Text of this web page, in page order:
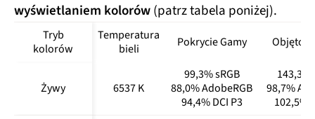
wyświetlaniem kolorów(patrz tabela poniżej).
Tryb
kolorów
Temperatura
bieli
Pokrycie Gamy
Żywy 6537 K
99,3% sRGB
88,0% AdobeRGB
94,4% DCI P3
143,3%
98,7%
102,5%